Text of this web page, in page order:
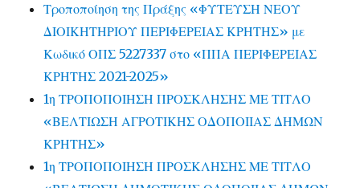
Τροποποίηση της Πράξης «ΦΥΤΕΥΣΗ ΝΕΟΥ
ΔΙΟΙΚΗΤΗΡΙΟΥ ΠΕΡΙΦΕΡΕΙΑΣ ΚΡΗΤΗΣ» με
Κωδικό ΟΠΣ 5227337 στο «ΠΠΑ ΠΕΡΙΦΕΡΕΙΑΣ
ΚΡΗΤΗΣ 2021-2025»
1η ΤΡΟΠΟΠΟΙΗΣΗ ΠΡΟΣΚΛΗΣΗΣ ΜΕ ΤΙΤΛΟ
«ΒΕΛΤΙΩΣΗ ΑΓΡΟΤΙΚΗΣ ΟΔΟΠΟΙΙΑΣ ΔΗΜΩΝ
ΚΡΗΤΗΣ»
1η ΤΡΟΠΟΠΟΙΗΣΗ ΠΡΟΣΚΛΗΣΗΣ ΜΕ ΤΙΤΛΟ